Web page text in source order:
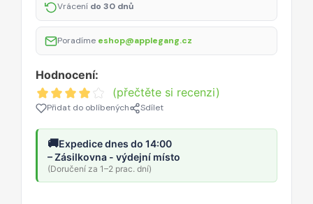
Vrácení do 30 dnů
Poradíme eshop@applegang.cz
Hodnocení:
(přečtěte si recenzi)
Přidat do oblíbených Sdílet
🚚Expedice dnes do 14:00
– Zásilkovna - výdejní místo
(Doručení za 1–2 prac. dní)